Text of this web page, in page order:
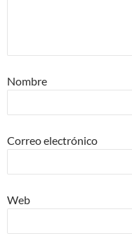
Nombre
Correo electrónico
Web